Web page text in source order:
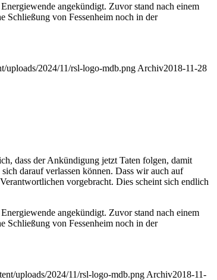
angekündigt. Zuvor stand nach einem
Schließung von Fessenheim noch in der
uploads/2024/11/rsl-logo-mdb.png Archiv2018-11-28
dass der Ankündigung jetzt Taten folgen, damit
darauf verlassen können. Dass wir auch auf
vorgebracht. Dies scheint sich endlich
angekündigt. Zuvor stand nach einem
Schließung von Fessenheim noch in der
uploads/2024/11/rsl-logo-mdb.png Archiv2018-11-